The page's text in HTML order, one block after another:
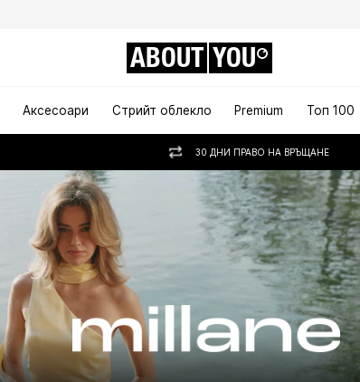
ABOUT YOU
Аксесоари Стрийт облекло Premium Топ 100
30 ДНИ ПРАВО НА ВРЪЩАНЕ